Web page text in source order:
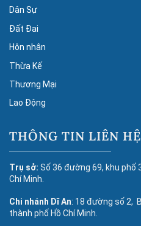
Dân Sự
Đất Đai
Hôn nhân
Thừa Kế
Thương Mại
Lao Động
THÔNG TIN LIÊN HỆ
Trụ sở: Số 36 đường 69, khu phố
Chí Minh.
Chi nhánh Dĩ An: 18 đường số 2,
thành phố Hồ Chí Minh.